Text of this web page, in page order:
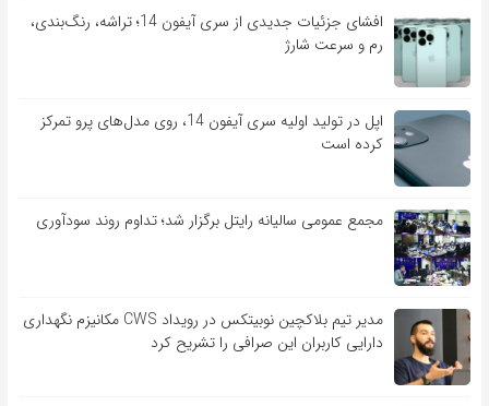
افشای جزئیات جدیدی از سری آیفون 14؛ تراشه، رنگ‌بندی،
رم و سرعت شارژ
اپل در تولید اولیه سری آیفون 14، روی مدل‌های پرو تمرکز
کرده است
مجمع عمومی سالیانه رایتل برگزار شد؛ تداوم روند سودآوری
مدیر تیم بلاکچین نوبیتکس در رویداد CWS مکانیزم نگهداری
دارایی کاربران این صرافی را تشریح کرد